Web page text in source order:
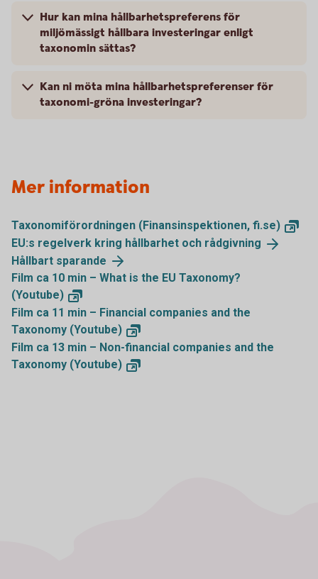
Hur kan mina hållbarhetspreferens för
miljömässigt hållbara investeringar enligt
taxonomin sättas?
Kan ni möta mina hållbarhetspreferenser för
taxonomi-gröna investeringar?
Mer information
Taxonomiförordningen (Finansinspektionen, fi.se)
EU:s regelverk kring hållbarhet och rådgivning
Hållbart sparande
Film ca 10 min – What is the EU Taxonomy?
(Youtube)
Film ca 11 min – Financial companies and the
Taxonomy (Youtube)
Film ca 13 min – Non-financial companies and the
Taxonomy (Youtube)